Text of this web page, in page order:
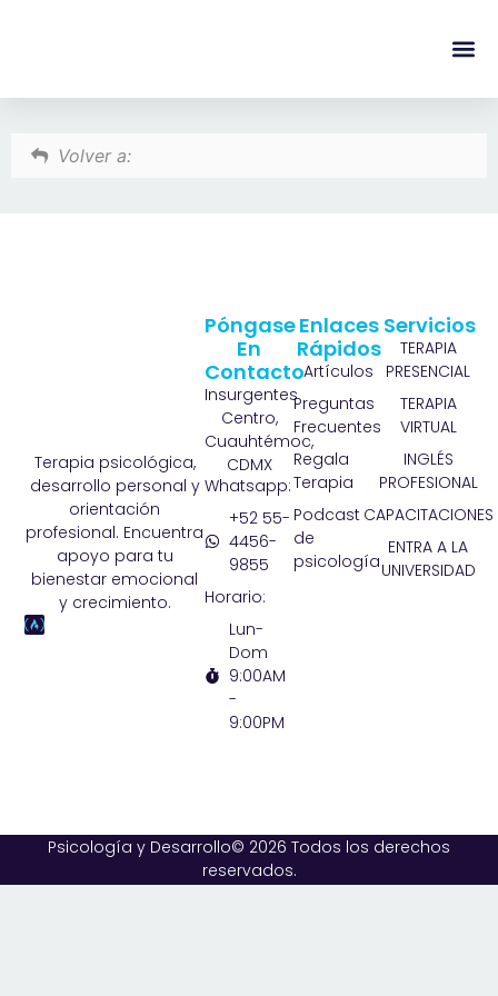
Volver a:
Terapia psicológica,
desarrollo personal y
orientación
profesional. Encuentra
apoyo para tu
bienestar emocional
y crecimiento.
Servicios
TERAPIA
PRESENCIAL
TERAPIA
VIRTUAL
INGLÉS
PROFESIONAL
CAPACITACIONES
ENTRA A LA
UNIVERSIDAD
Enlaces
Rápidos
Artículos
Preguntas
Frecuentes
Regala
Terapia
Podcast
de
psicología
Póngase
En
Contacto
Insurgentes
Centro,
Cuauhtémoc,
CDMX
Whatsapp:
+52 55-
4456-
9855
Horario:
Lun-
Dom
9:00AM
-
9:00PM
Psicología y Desarrollo© 2026 Todos los derechos
reservados.